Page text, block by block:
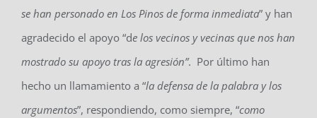
se han personado en Los Pinos de forma inmediata” y han
agradecido el apoyo “de los vecinos y vecinas que nos han
mostrado su apoyo tras la agresión”. Por último han
hecho un llamamiento a “la defensa de la palabra y los
argumentos”, respondiendo, como siempre, “como